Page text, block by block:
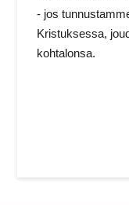
- jos
Kristuksessa,
kohtalonsa.